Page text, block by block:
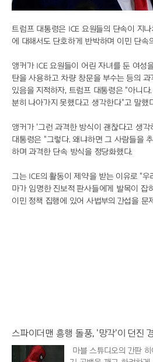
트럼프 대통령은 ICE 요원들의 단속이 지
에 대해서도 단호하게 반박하며 이민 단속
앵커가 ICE 요원들이 어린 자녀를 둔 여성
탄을 사용하고 차량 창문을 부수는 등의
있음을 지적하자, 트럼프 대통령은 "아니
분히 나아가지 못했다고 생각한다"고 말했
앵커가 '그런 과격한 방식이 괜찮다고 생
대통령은 "그렇다. 왜냐하면 그 사람들을
하며 과격한 단속 방식을 정당화했다.
그는 ICE의 활동이 제약을 받는 이유로 "
마가 임명한 진보적 판사들에게 발목이 잡
이민 정책 집행에 있어 사법부의 간섭을 문
스파이더맨 흥행 돌풍, '망각'이 던진
마블 스튜디오의 간판